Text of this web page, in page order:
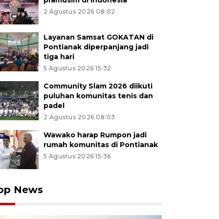
2 Agustus 2026 08:02
Layanan Samsat GOKATAN di
Pontianak diperpanjang jadi
tiga hari
5 Agustus 2026 15:32
Community Slam 2026 diikuti
puluhan komunitas tenis dan
padel
2 Agustus 2026 08:03
Wawako harap Rumpon jadi
rumah komunitas di Pontianak
5 Agustus 2026 15:36
News